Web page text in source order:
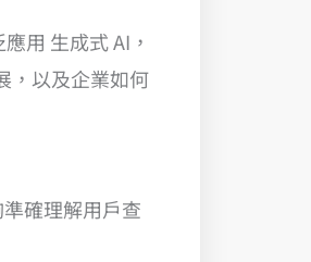
用 生成式 AI，
，以及企業如何
確理解用戶查